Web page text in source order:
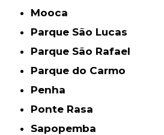
Mooca
Parque São Lucas
Parque São Rafael
Parque do Carmo
Penha
Ponte Rasa
Sapopemba